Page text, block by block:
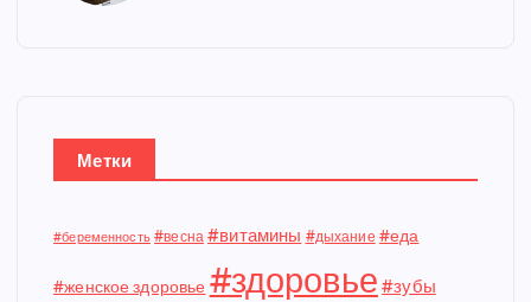
Метки
#беременность #весна #витамины #дыхание #еда
#женское здоровье #здоровье #зубы